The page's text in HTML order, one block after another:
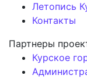
Летопись
Контакты
Партнеры
Курское